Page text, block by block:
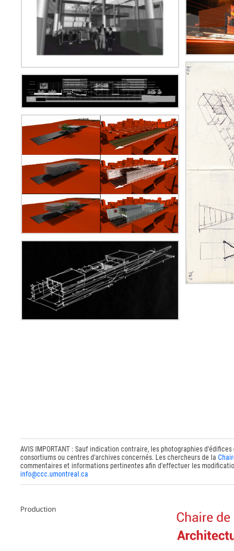
AVIS IMPORTANT : Sauf indication contraire, les photographies
consortiums ou centres d'archives concernés. Les chercheurs de la
commentaires et informations pertinentes afin d'effectuer les
info@ccc.umontreal.ca
Production